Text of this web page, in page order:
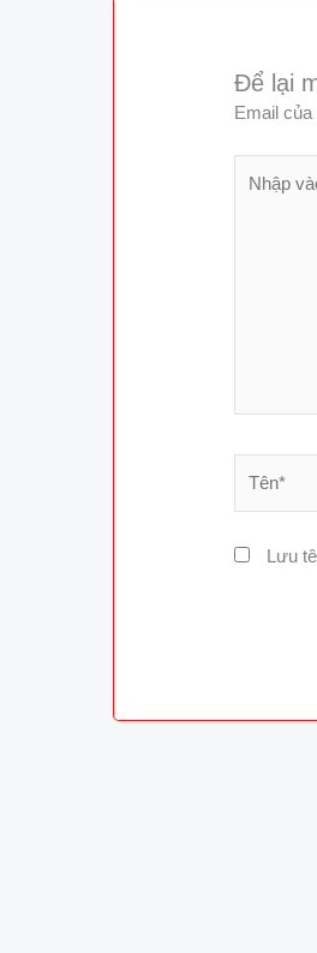
Để lại
Email
vào
Lưu